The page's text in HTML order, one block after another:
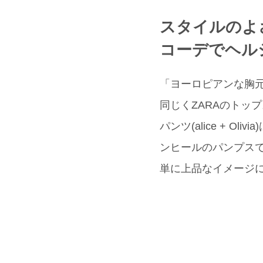
スタイルの
コーデでヘ
「ヨーロピアンな
同じくZARAのトッ
パンツ(alice + Olivia)
ンヒールのパンプス
単に上品なイメージ